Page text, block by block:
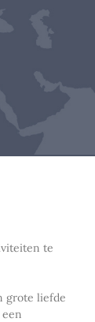
te
grote liefde